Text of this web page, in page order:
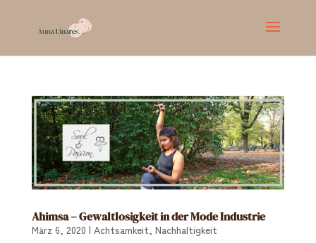
Ahimsa – Gewaltlosigkeit in der Mode Industrie
März 6, 2020 | Achtsamkeit Nachhaltigkeit